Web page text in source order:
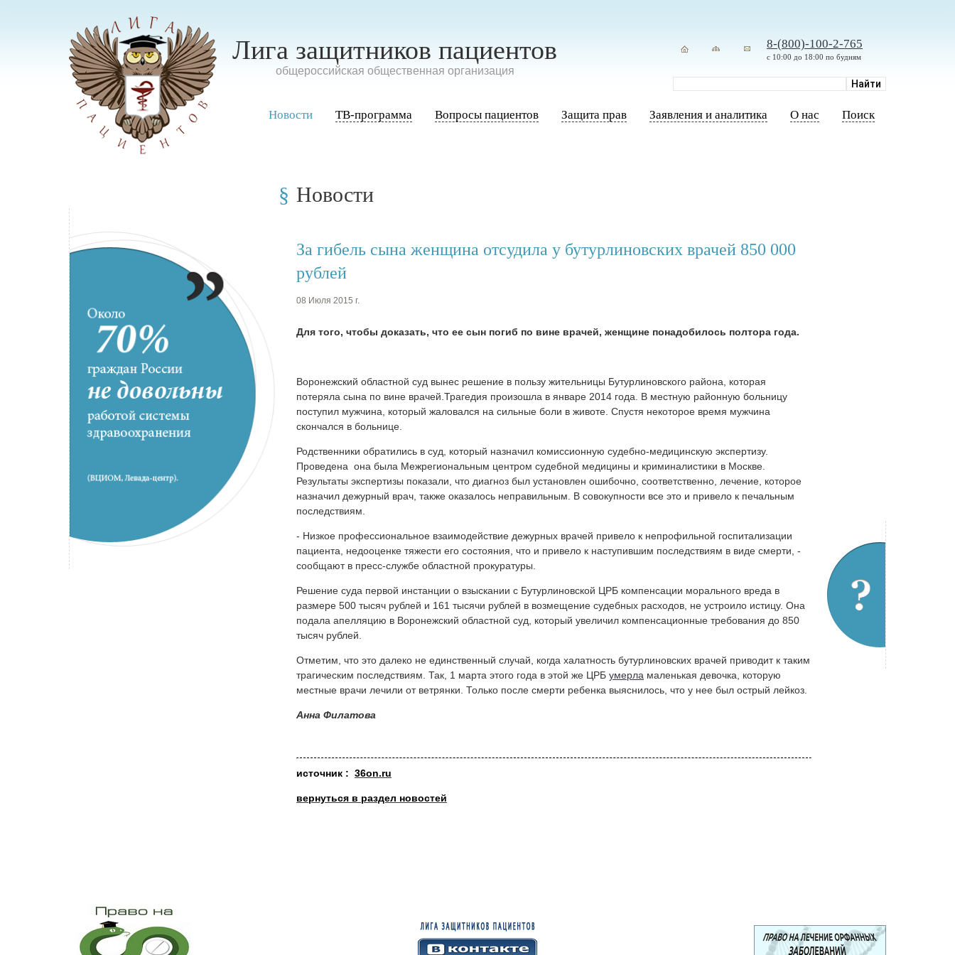
Лига защитников пациентов
oбщероссийская общественная организация
8-(800)-100-2-765
с 10:00 до 18:00 по будням
Новости ТВ-программа Вопросы пациентов Защита прав Заявления и аналитика О нас Поиск
Новости
За гибель сына женщина отсудила у бутурлиновских врачей 850 000
рублей
08 Июля 2015 г.
Для того, чтобы доказать, что ее сын погиб по вине врачей, женщине понадобилось полтора года.
Воронежский областной суд вынес решение в пользу жительницы Бутурлиновского района, которая
потеряла сына по вине врачей.Трагедия произошла в январе 2014 года. В местную районную больницу
поступил мужчина, который жаловался на сильные боли в животе. Спустя некоторое время мужчина
скончался в больнице.
Родственники обратились в суд, который назначил комиссионную судебно-медицинскую экспертизу.
Проведена она была Межрегиональным центром судебной медицины и криминалистики в Москве.
Результаты экспертизы показали, что диагноз был установлен ошибочно, соответственно, лечение, которое
назначил дежурный врач, также оказалось неправильным. В совокупности все это и привело к печальным
последствиям.
- Низкое профессиональное взаимодействие дежурных врачей привело к непрофильной госпитализации
пациента, недооценке тяжести его состояния, что и привело к наступившим последствиям в виде смерти, -
сообщают в пресс-службе областной прокуратуры.
Решение суда первой инстанции о взыскании с Бутурлиновской ЦРБ компенсации морального вреда в
размере 500 тысяч рублей и 161 тысячи рублей в возмещение судебных расходов, не устроило истицу. Она
подала апелляцию в Воронежский областной суд, который увеличил компенсационные требования до 850
тысяч рублей.
Отметим, что это далеко не единственный случай, когда халатность бутурлиновских врачей приводит к таким
трагическим последствиям. Так, 1 марта этого года в этой же ЦРБ умерла маленькая девочка, которую
местные врачи лечили от ветрянки. Только после смерти ребенка выяснилось, что у нее был острый лейкоз.
Анна Филатова
источник : 36on.ru
вернуться в раздел новостей